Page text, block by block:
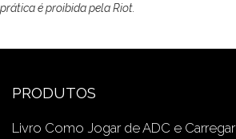
prática é proibida pela Riot.
PRODUTOS
Livro Como Jogar de ADC e Carregar